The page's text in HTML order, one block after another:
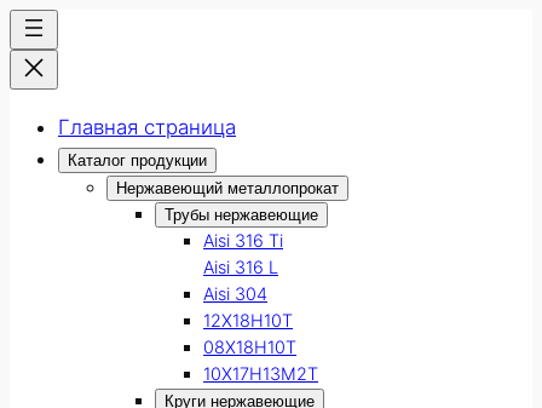
Главная страница
Каталог продукции
Нержавеющий металлопрокат
Трубы нержавеющие
Aisi 316 Ti
Aisi 316 L
Aisi 304
12Х18Н10Т
08Х18Н10Т
10Х17Н13М2Т
Круги нержавеющие